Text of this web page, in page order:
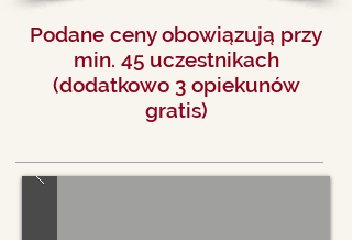
Podane ceny obowiązują przy
min. 45 uczestnikach
(dodatkowo 3 opiekunów
gratis)